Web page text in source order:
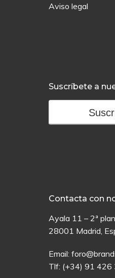
Aviso legal
Suscríbete a
Contacta con
Ayala 11 – 2ª
28001 Madrid,
Email:
Tlf: (+34) 91 426